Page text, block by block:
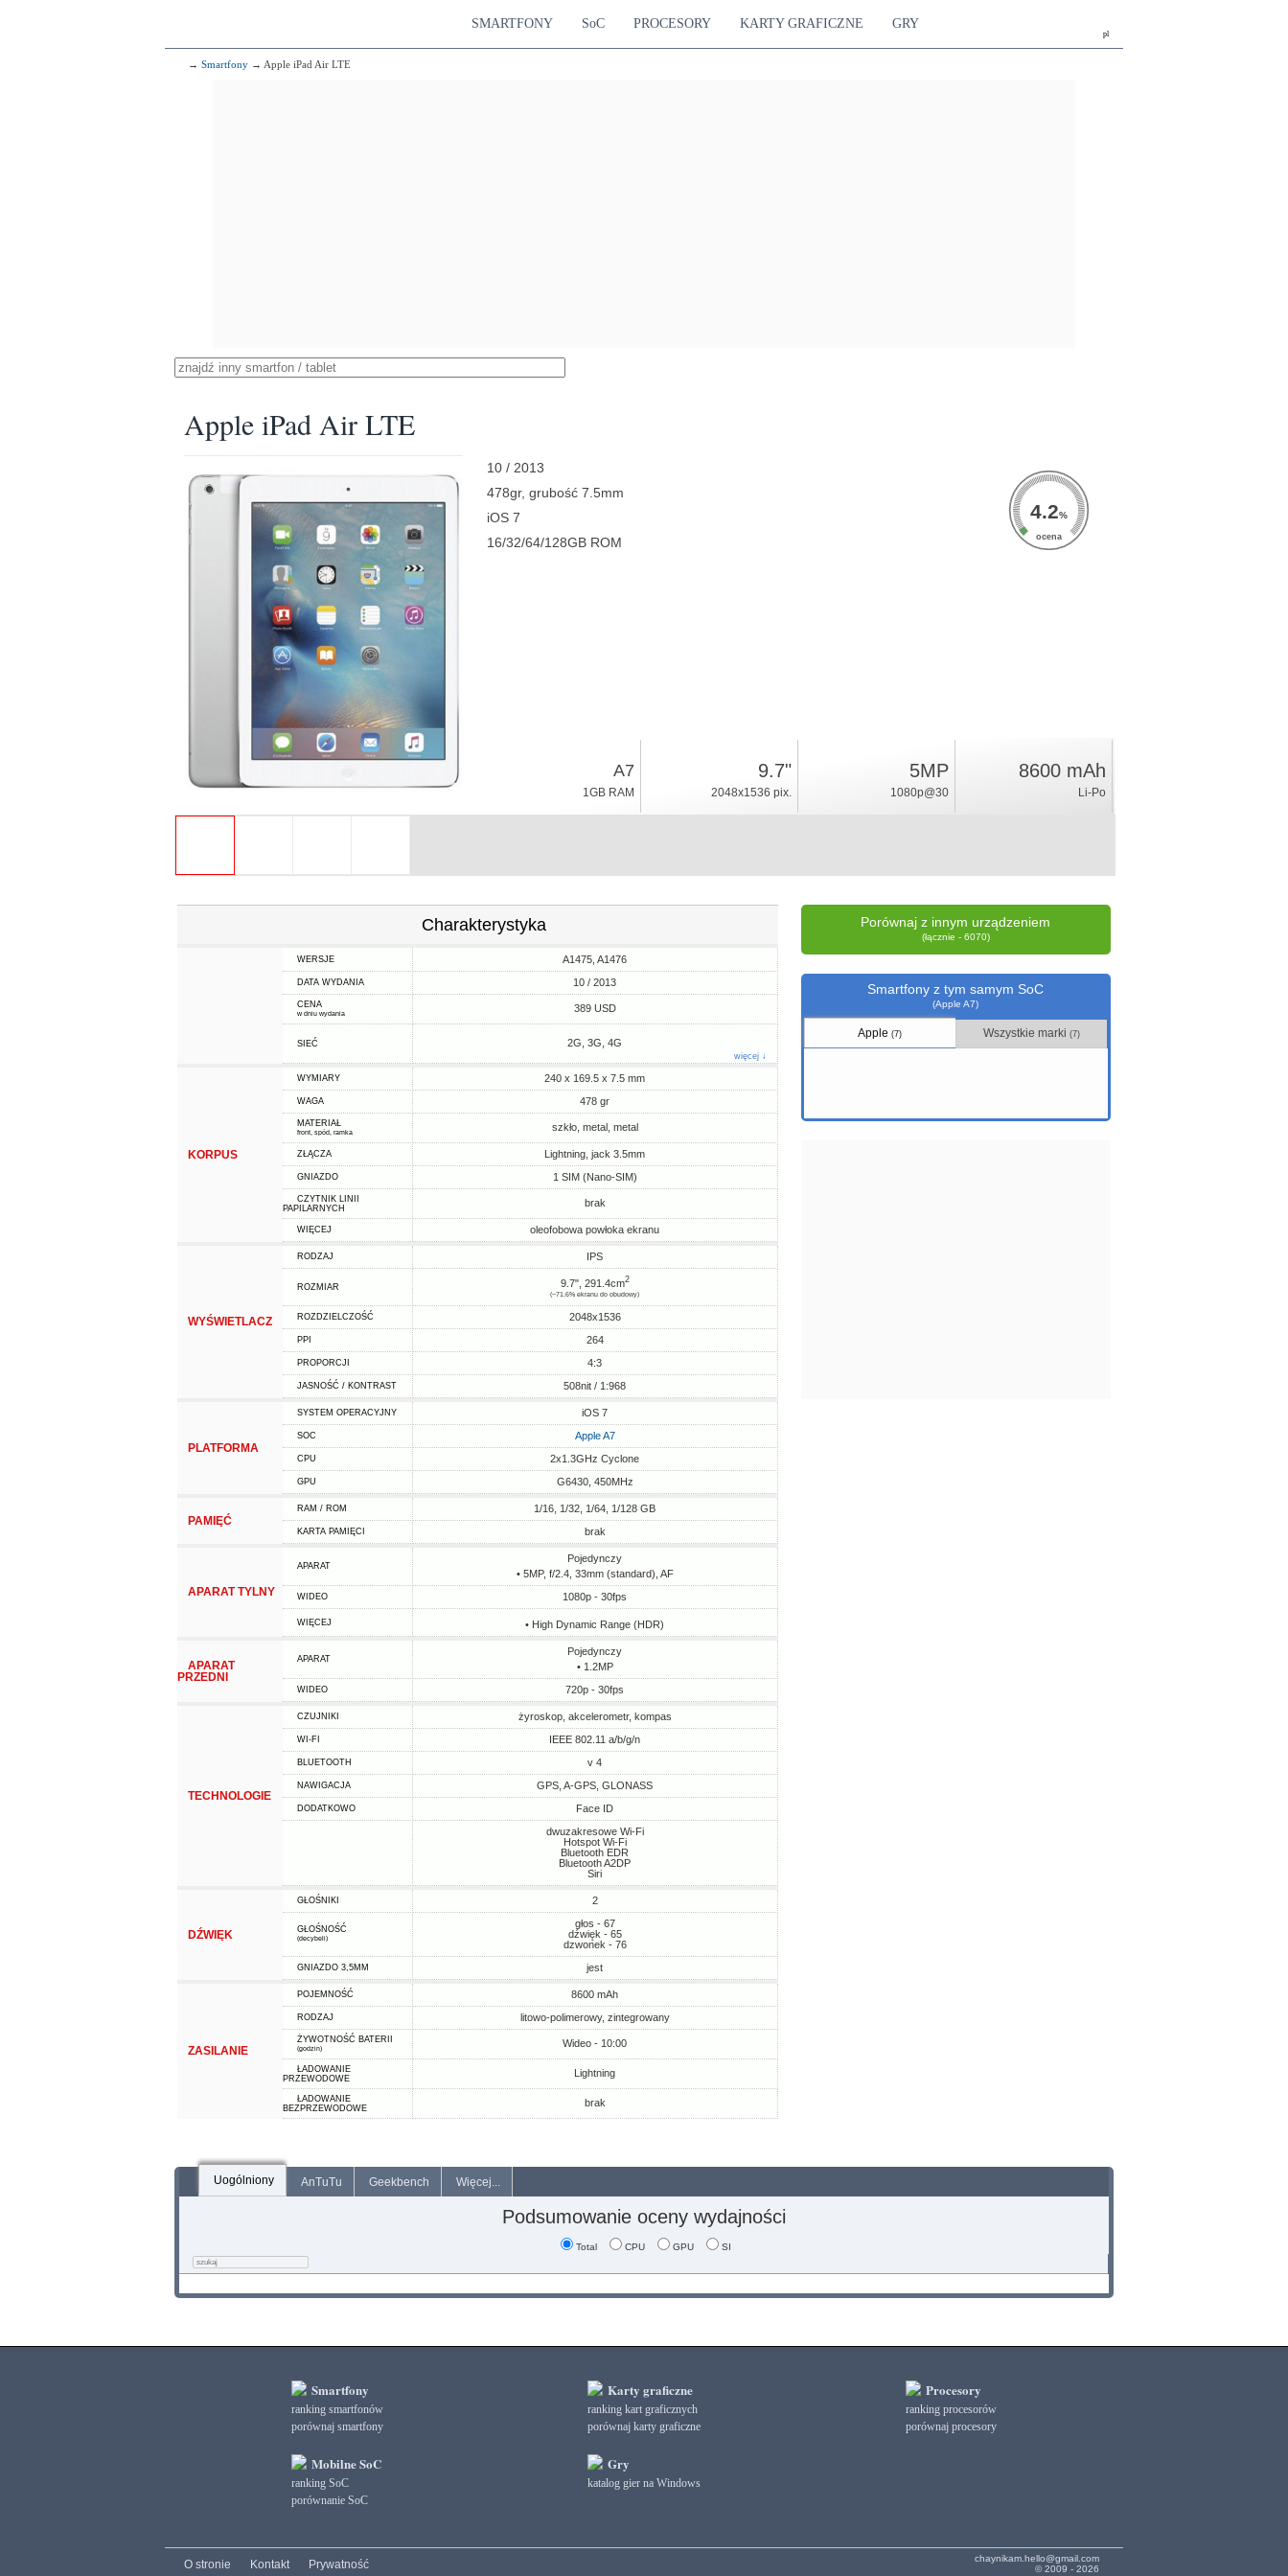
pl
SMARTFONY SoC PROCESORY KARTY GRAFICZNE GRY
→ Smartfony → Apple iPad Air LTE
Apple iPad Air LTE
10 / 2013
478gr, grubość 7.5mm
iOS 7
16/32/64/128GB ROM
4.2%
ocena
A7
1GB RAM
9.7"
2048x1536 pix.
5MP
1080p@30
8600 mAh
Li-Po
Charakterystyka
WERSJE A1475, A1476
DATA WYDANIA 10 / 2013
CENA
w dniu wydania 389 USD
SIEĆ 2G, 3G, 4G
więcej ↓
KORPUS
WYMIARY 240 x 169.5 x 7.5 mm
WAGA 478 gr
MATERIAŁ
front, spód, ramka szkło, metal, metal
ZŁĄCZA Lightning, jack 3.5mm
GNIAZDO 1 SIM (Nano-SIM)
CZYTNIK LINII
PAPILARNYCH
brak
WIĘCEJ oleofobowa powłoka ekranu
WYŚWIETLACZ
RODZAJ IPS
ROZMIAR 9.7", 291.4cm2
(~71.6% ekranu do obudowy)
ROZDZIELCZOŚĆ 2048x1536
PPI 264
PROPORCJI 4:3
JASNOŚĆ / KONTRAST 508nit / 1:968
PLATFORMA
SYSTEM OPERACYJNY iOS 7
SOC Apple A7
CPU 2x1.3GHz Cyclone
GPU G6430, 450MHz
PAMIĘĆ
RAM / ROM 1/16, 1/32, 1/64, 1/128 GB
KARTA PAMIĘCI brak
APARAT TYLNY
APARAT
Pojedynczy
• 5MP, f/2.4, 33mm (standard), AF
WIDEO 1080p - 30fps
WIĘCEJ • High Dynamic Range (HDR)
APARAT
PRZEDNI
APARAT
Pojedynczy
• 1.2MP
WIDEO 720p - 30fps
TECHNOLOGIE
CZUJNIKI żyroskop, akcelerometr, kompas
WI-FI IEEE 802.11 a/b/g/n
BLUETOOTH v 4
NAWIGACJA GPS, A-GPS, GLONASS
DODATKOWO
Face ID
dwuzakresowe Wi-Fi
Hotspot Wi-Fi
Bluetooth EDR
Bluetooth A2DP
Siri
DŹWIĘK
GŁOŚNIKI 2
GŁOŚNOŚĆ
(decybeli)
głos - 67
dźwięk - 65
dzwonek - 76
GNIAZDO 3,5MM jest
ZASILANIE
POJEMNOŚĆ 8600 mAh
RODZAJ litowo-polimerowy, zintegrowany
ŻYWOTNOŚĆ BATERII
(godzin) Wideo - 10:00
ŁADOWANIE
PRZEWODOWE
Lightning
ŁADOWANIE
BEZPRZEWODOWE
brak
Porównaj z innym urządzeniem
(łącznie - 6070)
Smartfony z tym samym SoC
(Apple A7)
Apple(7) Wszystkie marki (7)
Uogólniony AnTuTu Geekbench Więcej...
Podsumowanie oceny wydajności
Total CPU GPU SI
Smartfony
ranking smartfonów
porównaj smartfony
Mobilne SoC
ranking SoC
porównanie SoC
Karty graficzne
ranking kart graficznych
porównaj karty graficzne
Gry
katalog gier na Windows
Procesory
ranking procesorów
porównaj procesory
chaynikam.hello@gmail.com
© 2009 - 2026
O stronie Kontakt Prywatność